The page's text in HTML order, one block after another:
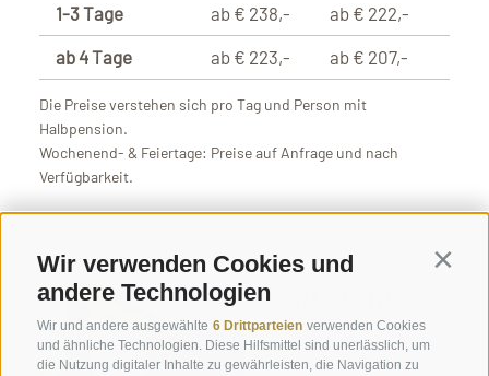
Wir verwenden Cookies und
andere Technologien
Wir und andere ausgewählte 6 Drittparteien verwenden Cookies
und ähnliche Technologien. Diese Hilfsmittel sind unerlässlich, um
die Nutzung digitaler Inhalte zu gewährleisten, die Navigation zu
1-3 Tage
ab 4 Tage
ab € 238,-
ab € 223,-
ab € 222,-
ab € 207,-
Die Preise verstehen sich pro Tag und Person mit
Halbpension.
Wochenend- & Feiertage: Preise auf Anfrage und nach
Verfügbarkeit.